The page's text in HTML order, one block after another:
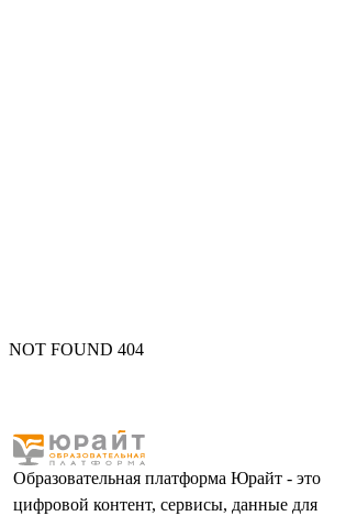
NOT FOUND 404
Образовательная платформа Юрайт - это
цифровой контент, сервисы, данные для